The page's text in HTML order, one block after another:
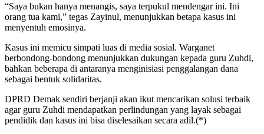
“Saya bukan hanya menangis, saya terpukul mendengar ini. Ini
orang tua kami,” tegas Zayinul, menunjukkan betapa kasus ini
menyentuh emosinya.
Kasus ini memicu simpati luas di media sosial. Warganet
berbondong-bondong menunjukkan dukungan kepada guru Zuhdi,
bahkan beberapa di antaranya menginisiasi penggalangan dana
sebagai bentuk solidaritas.
DPRD Demak sendiri berjanji akan ikut mencarikan solusi terbaik
agar guru Zuhdi mendapatkan perlindungan yang layak sebagai
pendidik dan kasus ini bisa diselesaikan secara adil.(*)